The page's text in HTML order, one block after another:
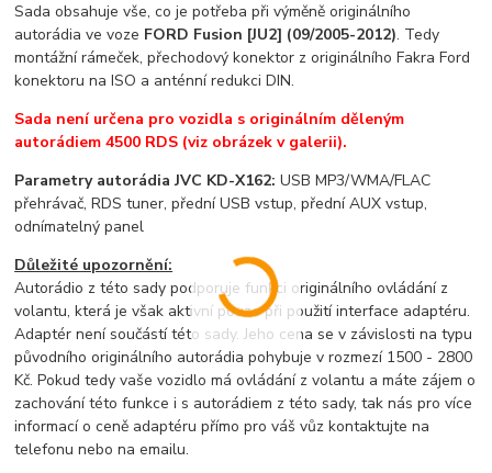
Sada obsahuje vše, co je potřeba při výměně originálního
autorádia ve voze FORD Fusion [JU2] (09/2005-2012). Tedy
montážní rámeček, přechodový konektor z originálního Fakra Ford
konektoru na ISO a anténní redukci DIN.
Sada není určena pro vozidla s originálním děleným
autorádiem 4500 RDS (viz obrázek v galerii).
Parametry autorádia JVC KD-X162:USB MP3/WMA/FLAC
přehrávač, RDS tuner, přední USB vstup, přední AUX vstup,
odnímatelný panel
Důležité upozornění:
Autorádio z této sady podporuje funkci originálního ovládání z
volantu, která je však aktivní pouze při použití interface adaptéru.
Adaptér není součástí této sady. Jeho cena se v závislosti na typu
původního originálního autorádia pohybuje v rozmezí 1500 - 2800
Kč. Pokud tedy vaše vozidlo má ovládání z volantu a máte zájem o
zachování této funkce i s autorádiem z této sady, tak nás pro více
informací o ceně adaptéru přímo pro váš vůz kontaktujte na
telefonu nebo na emailu.